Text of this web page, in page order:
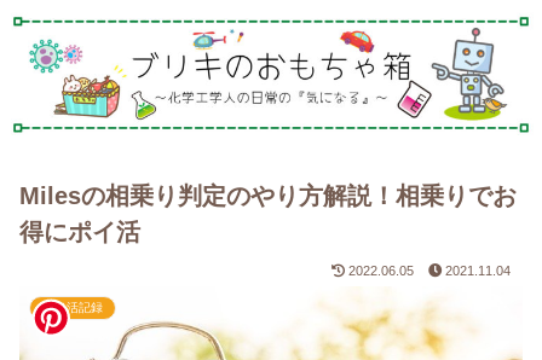
Milesの相乗り判定のやり方解説！相乗りでお
得にポイ活
2022.06.05 2021.11.04
ポイ活記録